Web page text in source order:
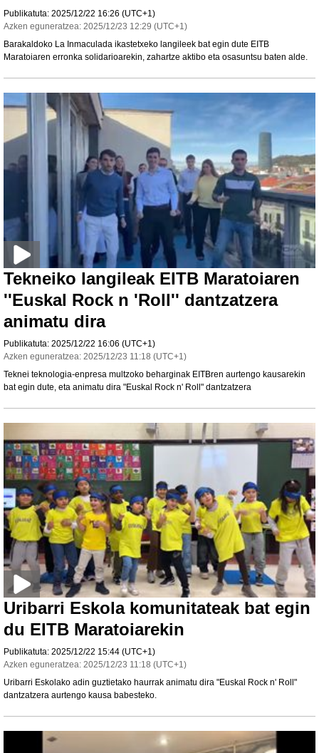
Publikatuta: 2025/12/22 16:26 (UTC+1)
Azken eguneratzea: 2025/12/23 12:29 (UTC+1)
Barakaldoko La Inmaculada ikastetxeko langileek bat egin dute EITB
Maratoiaren erronka solidarioarekin, zahartze aktibo eta osasuntsu baten alde.
Tekneiko langileak EITB Maratoiaren
''Euskal Rock n 'Roll'' dantzatzera
animatu dira
Publikatuta: 2025/12/22 16:06 (UTC+1)
Azken eguneratzea: 2025/12/23 11:18 (UTC+1)
Teknei teknologia-enpresa multzoko beharginak EITBren aurtengo kausarekin
bat egin dute, eta animatu dira "Euskal Rock n' Roll" dantzatzera
Uribarri Eskola komunitateak bat egin
du EITB Maratoiarekin
Publikatuta: 2025/12/22 15:44 (UTC+1)
Azken eguneratzea: 2025/12/23 11:18 (UTC+1)
Uribarri Eskolako adin guztietako haurrak animatu dira "Euskal Rock n' Roll"
dantzatzera aurtengo kausa babesteko.